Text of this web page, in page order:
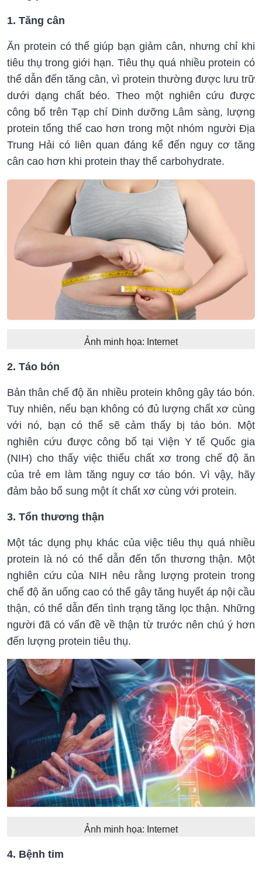
1. Tăng cân
Ăn protein có thể giúp bạn giảm cân, nhưng chỉ khi
tiêu thụ trong giới hạn. Tiêu thụ quá nhiều protein có
thể dẫn đến tăng cân, vì protein thường được lưu trữ
dưới dạng chất béo. Theo một nghiên cứu được
công bố trên Tạp chí Dinh dưỡng Lâm sàng, lượng
protein tổng thể cao hơn trong một nhóm người Địa
Trung Hải có liên quan đáng kể đến nguy cơ tăng
cân cao hơn khi protein thay thế carbohydrate.
Ảnh minh họa: Internet
2. Táo bón
Bản thân chế độ ăn nhiều protein không gây táo bón.
Tuy nhiên, nếu bạn không có đủ lượng chất xơ cùng
với nó, bạn có thể sẽ cảm thấy bị táo bón. Một
nghiên cứu được công bố tại Viện Y tế Quốc gia
(NIH) cho thấy việc thiếu chất xơ trong chế độ ăn
của trẻ em làm tăng nguy cơ táo bón. Vì vậy, hãy
đảm bảo bổ sung một ít chất xơ cùng với protein.
3. Tổn thương thận
Một tác dụng phụ khác của việc tiêu thụ quá nhiều
protein là nó có thể dẫn đến tổn thương thận. Một
nghiên cứu của NIH nêu rằng lượng protein trong
chế độ ăn uống cao có thể gây tăng huyết áp nội cầu
thận, có thể dẫn đến tình trạng tăng lọc thận. Những
người đã có vấn đề về thận từ trước nên chú ý hơn
đến lượng protein tiêu thụ.
Ảnh minh họa: Internet
4. Bệnh tim